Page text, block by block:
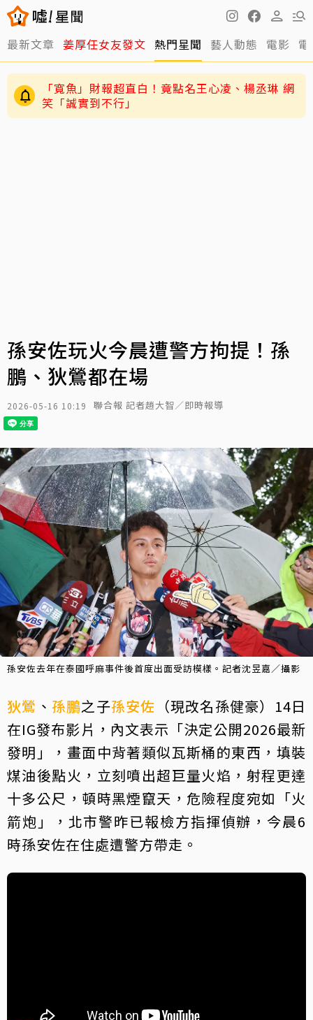
最新文章 姜厚任女友發文 熱門星聞 藝人動態 電影
「寬魚」財報超直白！竟點名王心凌、楊丞琳 網
笑「誠實到不行」
孫安佐玩火今晨遭警方拘提！孫
鵬、狄鶯都在場
2026-05-16 10:19 聯合報 記者趙大智／即時報導
孫安佐去年在泰國呼麻事件後首度出面受訪模樣。記者沈昱嘉／攝影
狄鶯 、 孫鵬之子孫安佐 （現改名孫健豪）14日
在IG發布影片，內文表示「決定公開2026最新
發明」，畫面中背著類似瓦斯桶的東西，填裝
煤油後點火，立刻噴出超巨量火焰，射程更達
十多公尺，頓時黑煙竄天，危險程度宛如「火
箭炮」，北市警昨已報檢方指揮偵辦，今晨6
時孫安佐在住處遭警方帶走。